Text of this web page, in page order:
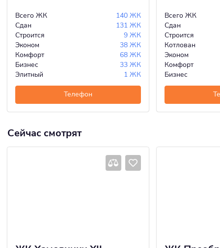
Всего ЖК
140 ЖК
Сдан
131 ЖК
Строится
9 ЖК
Эконом
38 ЖК
Комфорт
68 ЖК
Бизнес
33 ЖК
Элитный
1 ЖК
Телефон
Всего ЖК
Сдан
Строится
Котлован
Эконом
Комфорт
Бизнес
Сейчас смотрят